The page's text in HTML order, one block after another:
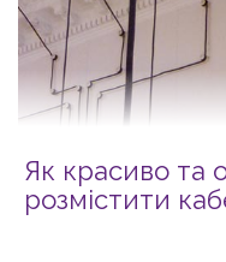
Як красиво та
розмістити